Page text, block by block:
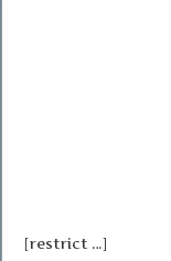
[restrict …]